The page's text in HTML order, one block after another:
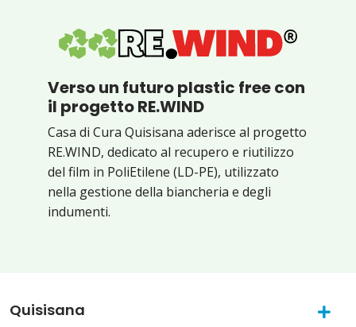
Verso un futuro plastic free con
il progetto RE.WIND
Casa di Cura Quisisana aderisce al progetto
RE.WIND, dedicato al recupero e riutilizzo
del film in PoliEtilene (LD-PE), utilizzato
nella gestione della biancheria e degli
indumenti.
Quisisana